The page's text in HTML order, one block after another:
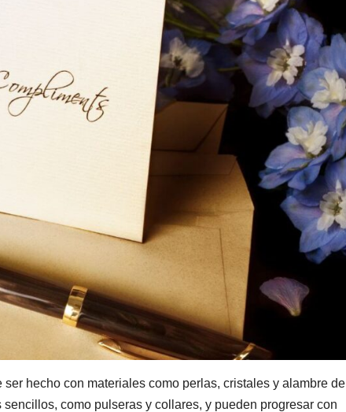
ser hecho con materiales como perlas, cristales y alambre de
como pulseras y collares, y pueden progresar con